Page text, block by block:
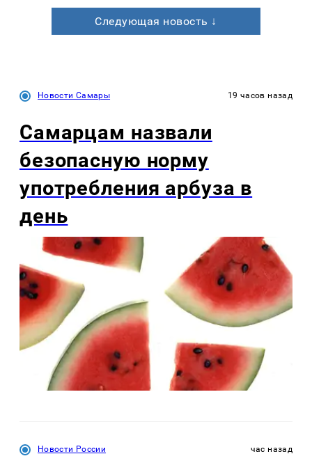
Следующая новость ↓
Новости Самары 19 часов назад
Самарцам назвали
безопасную норму
употребления арбуза в
день
Новости России час назад